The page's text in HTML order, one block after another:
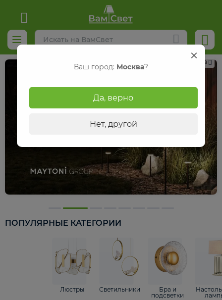
Реклама
ПОПУЛЯРНЫЕ КАТЕГОРИИ
Люстры Светильники
Бра и
подсветки
Ваш город: Москва?
Да, верно
Нет, другой